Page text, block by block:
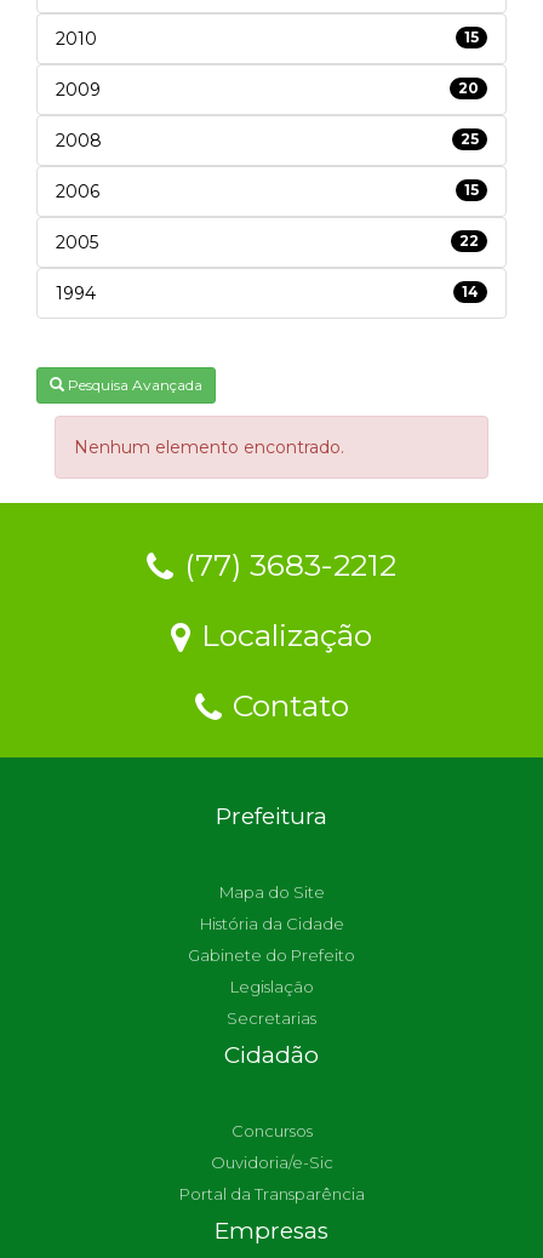
2010 15
2009 20
2008 25
2006 15
2005 22
1994 14
Pesquisa Avançada
Nenhum elemento encontrado.
(77) 3683-2212
Localização
Contato
Prefeitura
Mapa do Site
História da Cidade
Gabinete do Prefeito
Legislação
Secretarias
Cidadão
Concursos
Ouvidoria/e-Sic
Portal da Transparência
Empresas